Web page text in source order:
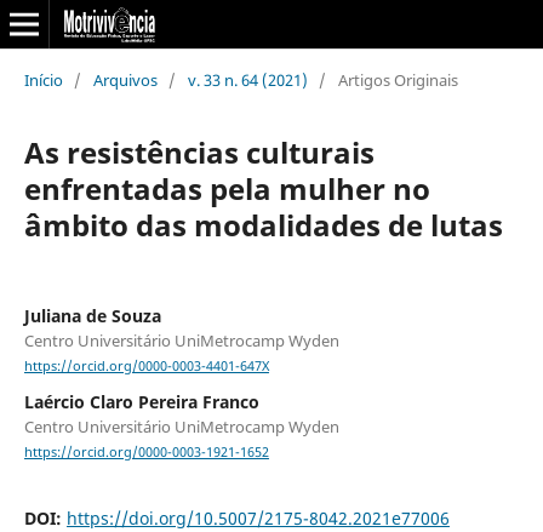
Início / Arquivos / v. 33 n. 64 (2021) / Artigos Originais
As resistências culturais
enfrentadas pela mulher no
âmbito das modalidades de lutas
Juliana de Souza
Centro Universitário UniMetrocamp Wyden
https://orcid.org/0000-0003-4401-647X
Laércio Claro Pereira Franco
Centro Universitário UniMetrocamp Wyden
https://orcid.org/0000-0003-1921-1652
DOI: https://doi.org/10.5007/2175-8042.2021e77006